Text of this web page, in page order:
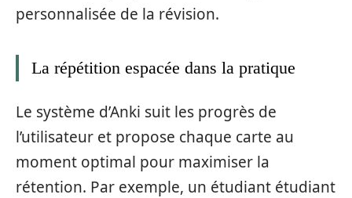
personnalisée de la révision.
La répétition espacée dans la pratique
Le système d’Anki suit les progrès de
l’utilisateur et propose chaque carte au
moment optimal pour maximiser la
rétention. Par exemple, un étudiant étudiant